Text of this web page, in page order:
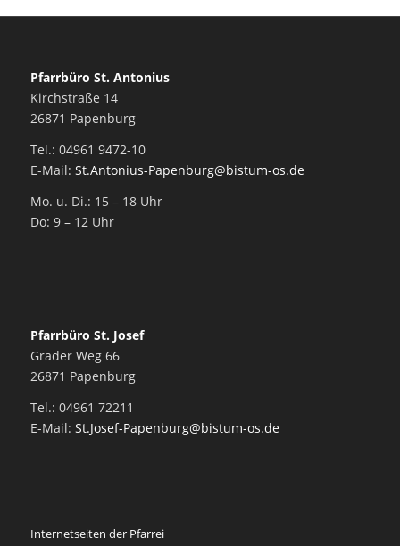
Pfarrbüro St. Antonius
Kirchstraße 14
26871 Papenburg
Tel.: 04961 9472-10
E-Mail: St.Antonius-Papenburg@bistum-os.de
Mo. u. Di.: 15 – 18 Uhr
Do: 9 – 12 Uhr
Pfarrbüro St. Josef
Grader Weg 66
26871 Papenburg
Tel.: 04961 72211
E-Mail: St.Josef-Papenburg@bistum-os.de
Internetseiten der Pfarrei